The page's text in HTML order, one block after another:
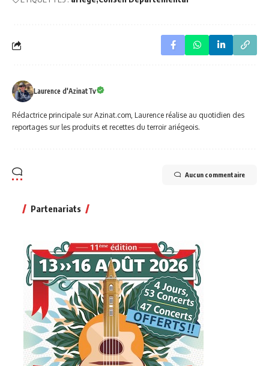
Laurence d'AzinatTv
Rédactrice principale sur Azinat.com, Laurence réalise au quotidien des
reportages sur les produits et recettes du terroir ariégeois.
Aucun commentaire
Partenariats